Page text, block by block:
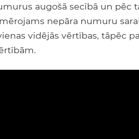
augošā secībā un pēc
nepāra numuru
vidējās vērtības, tāpēc